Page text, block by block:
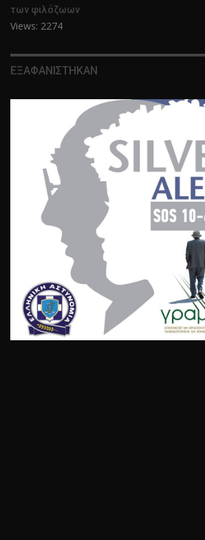
των φιλόζωων
Views: 2274
ΕΞΑΦΑΝΙΣΤΗΚΑΝ